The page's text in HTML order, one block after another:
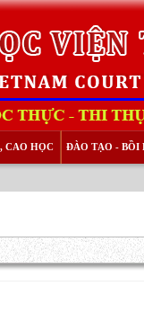
CAO HỌC ĐÀO TẠO - BỒI